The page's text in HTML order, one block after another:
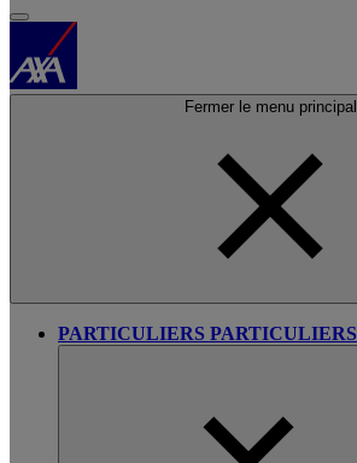
Fermer le menu principal
PARTICULIERS PARTICULIERS